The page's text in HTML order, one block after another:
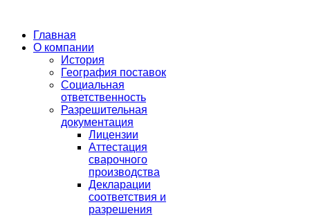
Главная
О компании
История
География поставок
Социальная
ответственность
Разрешительная
документация
Лицензии
Аттестация
сварочного
производства
Декларации
соответствия и
разрешения